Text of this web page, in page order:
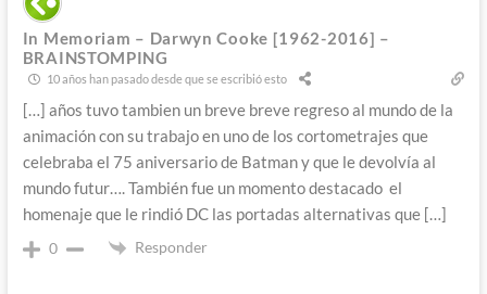
In Memoriam – Darwyn Cooke [1962-2016] –
BRAINSTOMPING
10 años han pasado desde que se escribió esto
[…] años tuvo tambien un breve breve regreso al mundo de la
animación con su trabajo en uno de los cortometrajes que
celebraba el 75 aniversario de Batman y que le devolvía al
mundo futur…. También fue un momento destacado el
homenaje que le rindió DC las portadas alternativas que […]
0 Responder